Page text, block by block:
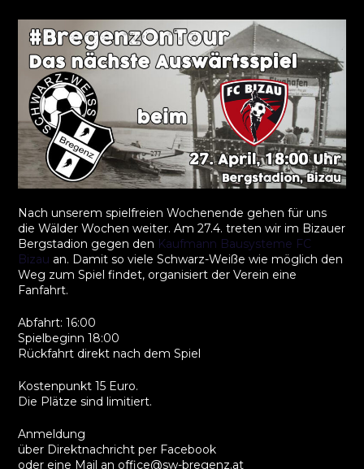
Nach unserem spielfreien Wochenende gehen für uns
die Wälder Wochen weiter. Am 27.4. treten wir im Bizauer
Bergstadion gegen den Kaufmann Bausysteme FC
Bizau an. Damit so viele Schwarz-Weiße wie möglich den
Weg zum Spiel findet, organisiert der Verein eine
Fanfahrt.
Abfahrt: 16:00
Spielbeginn 18:00
Rückfahrt direkt nach dem Spiel
Kostenpunkt 15 Euro.
Die Plätze sind limitiert.
Anmeldung
über Direktnachricht per Facebook
oder eine Mail an office@sw-bregenz.at